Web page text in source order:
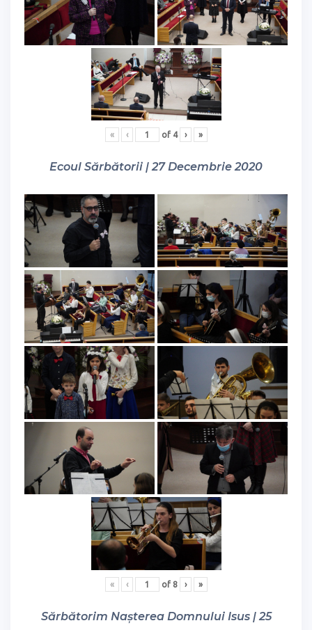
« ‹ of 4 › »
Ecoul Sărbătorii | 27 Decembrie 2020
« ‹ of 8 › »
Sărbătorim Nașterea Domnului Isus | 25